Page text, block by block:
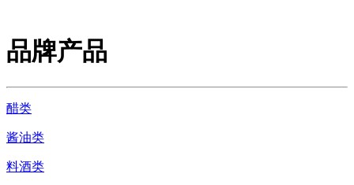
品牌产品
醋类
酱油类
料酒类